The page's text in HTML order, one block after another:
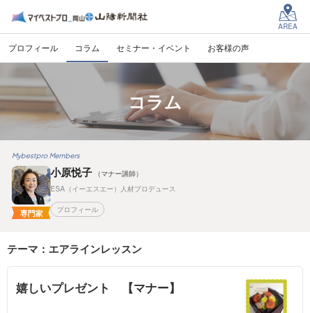
AREA
プロフィール コラム セミナー・イベント お客様の声
コラム
Mybestpro Members
専門家
小原悦子
（マナー講師）
ESA（イーエスエー）人材プロデュース
プロフィール
テーマ：エアラインレッスン
嬉しいプレゼント 【マナー】